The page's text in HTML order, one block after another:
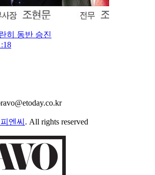
히 동반 승진
엔씨 . All rights reserved